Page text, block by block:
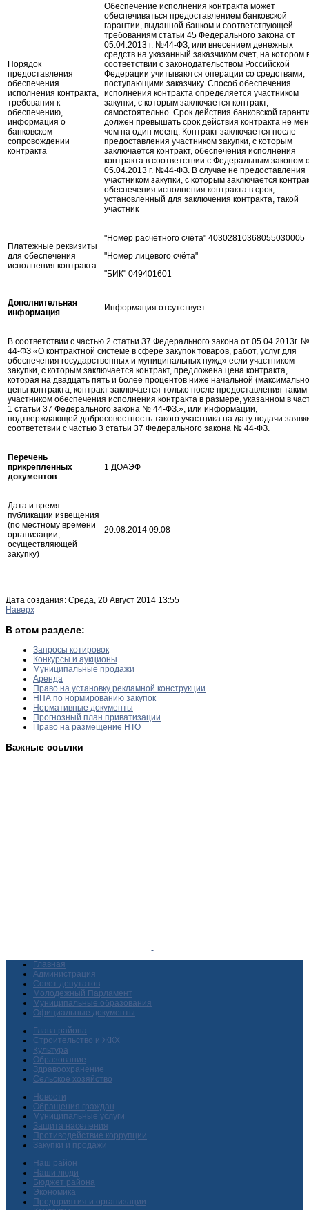
Порядок
предоставления
обеспечения
исполнения контракта,
требования к
обеспечению,
информация о
банковском
сопровождении
контракта
Обеспечение исполнения контракта может
обеспечиваться предоставлением банковской
гарантии, выданной банком и соответствующей
требованиям статьи 45 Федерального закона от
05.04.2013 г. №44-ФЗ, или внесением денежных
средств на указанный заказчиком счет, на котором
соответствии с законодательством Российской
Федерации учитываются операции со средствами,
поступающими заказчику. Способ обеспечения
исполнения контракта определяется участником
закупки, с которым заключается контракт,
самостоятельно. Срок действия банковской
должен превышать срок действия контракта не
чем на один месяц. Контракт заключается после
предоставления участником закупки, с которым
заключается контракт, обеспечения исполнения
контракта в соответствии с Федеральным законом
05.04.2013 г. №44-ФЗ. В случае не предоставления
участником закупки, с которым заключается
обеспечения исполнения контракта в срок,
установленный для заключения контракта, такой
участник
Платежные реквизиты
для обеспечения
исполнения контракта
"Номер расчётного счёта" 40302810368055030005
"Номер лицевого счёта"
"БИК" 049401601
Дополнительная
информация
Информация отсутствует
В соответствии с частью 2 статьи 37 Федерального закона от 05.04.2013г. №
44-ФЗ «О контрактной системе в сфере закупок товаров, работ, услуг для
обеспечения государственных и муниципальных нужд» если участником
закупки, с которым заключается контракт, предложена цена контракта,
которая на двадцать пять и более процентов ниже начальной
цены контракта, контракт заключается только после предоставления таким
участником обеспечения исполнения контракта в размере, указанном в
1 статьи 37 Федерального закона № 44-ФЗ.», или информации,
подтверждающей добросовестность такого участника на дату подачи
соответствии с частью 3 статьи 37 Федерального закона № 44-ФЗ.
Перечень
прикрепленных
документов
1 ДОАЭФ
Дата и время
публикации извещения
(по местному времени
организации,
осуществляющей
закупку)
20.08.2014 09:08
Дата создания: Среда, 20 Август 2014 13:55
Наверх
В этом разделе:
Запросы котировок
Конкурсы и аукционы
Муниципальные продажи
Аренда
Право на установку рекламной конструкции
НПА по нормированию закупок
Нормативные документы
Прогнозный план приватизации
Право на размещение НТО
Важные ссылки
Главная
Администрация
Совет депутатов
Молодежный Парламент
Муниципальные образования
Официальные документы
Глава района
Строительство и ЖКХ
Культура
Образование
Здравоохранение
Сельское хозяйство
Новости
Обращения граждан
Муниципальные услуги
Защита населения
Противодействие коррупции
Закупки и продажи
Наш район
Наши люди
Бюджет района
Экономика
Предприятия и организации